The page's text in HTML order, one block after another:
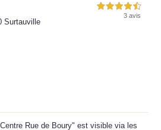
Surtauville
4,5 étoiles sur 5
3 avis
Rue de Boury" est visible via les